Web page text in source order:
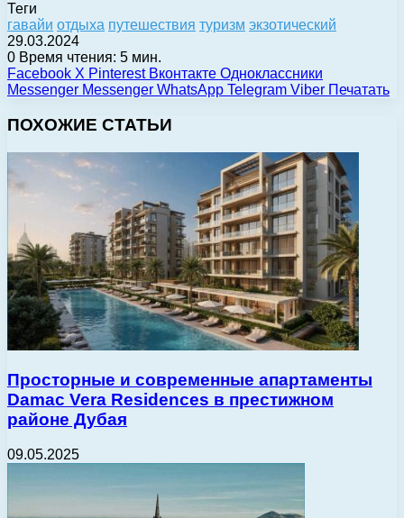
Теги
гавайи отдыха путешествия туризм экзотический
29.03.2024
0 Время чтения: 5 мин.
Facebook X Pinterest Вконтакте Одноклассники
Messenger Messenger WhatsApp Telegram Viber Печатать
ПОХОЖИЕ СТАТЬИ
Просторные и современные апартаменты
Damac Vera Residences в престижном
районе Дубая
09.05.2025